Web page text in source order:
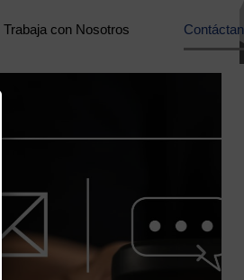
Trabaja con Nosotros